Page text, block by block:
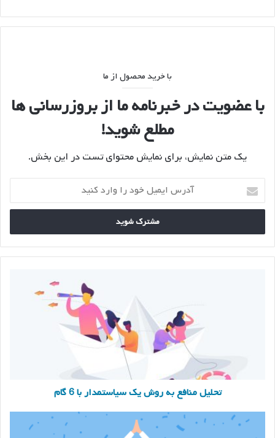
با خرید محصول از ما
با عضویت در خبرنامه ما از بروزرسانی ها
مطلع شوید!
یک متن نمایش، برای نمایش محتوای تست در این بخش.
آدرس
ایمیل
خود
را
کنید
تحلیل منافع به روش یک سیاستمدار با 6 گام
سیاست
اشعار: